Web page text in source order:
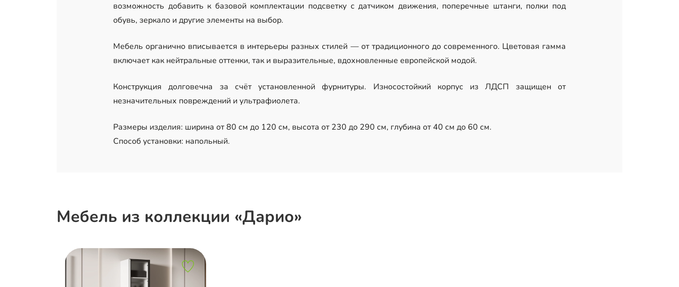
возможность добавить к базовой комплектации подсветку с датчиком движения, поперечные штанги, полки под
обувь, зеркало и другие элементы на выбор.
Мебель органично вписывается в интерьеры разных стилей — от традиционного до современного. Цветовая гамма
включает как нейтральные оттенки, так и выразительные, вдохновленные европейской модой.
Конструкция долговечна за счёт установленной фурнитуры. Износостойкий корпус из ЛДСП защищен от
незначительных повреждений и ультрафиолета.
Размеры изделия: ширина от 80 см до 120 см, высота от 230 до 290 см, глубина от 40 см до 60 см.
Способ установки: напольный.
Мебель из коллекции «Дарио»